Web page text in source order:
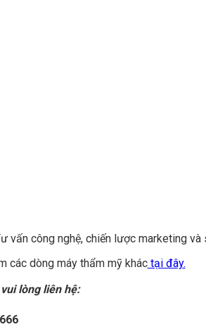
vấn công nghệ, chiến lược marketing
các dòng máy thẩm mỹ kháctại đây.
lòng liên hệ: